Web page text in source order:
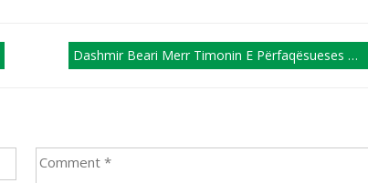
Dashmir Beari Merr Timonin E Përfaqësueses U19 Të Maqedonisë